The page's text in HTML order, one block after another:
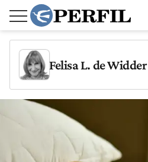
Felisa L. de Widder